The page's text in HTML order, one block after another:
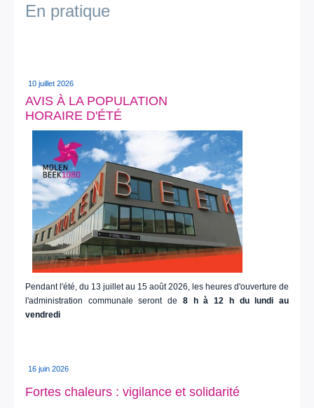
En pratique
10 juillet 2026
AVIS À LA POPULATION
HORAIRE D'ÉTÉ
Pendant l'été, du 13 juillet au 15 août 2026, les heures d'ouverture de
l'administration communale seront de 8 h à 12 h du lundi au
vendredi
16 juin 2026
Fortes chaleurs : vigilance et solidarité